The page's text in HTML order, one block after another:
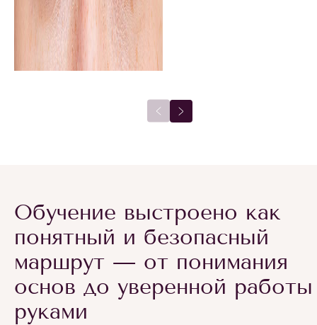
Обучение выстроено как
понятный и безопасный
маршрут — от понимания
основ до уверенной работы
руками